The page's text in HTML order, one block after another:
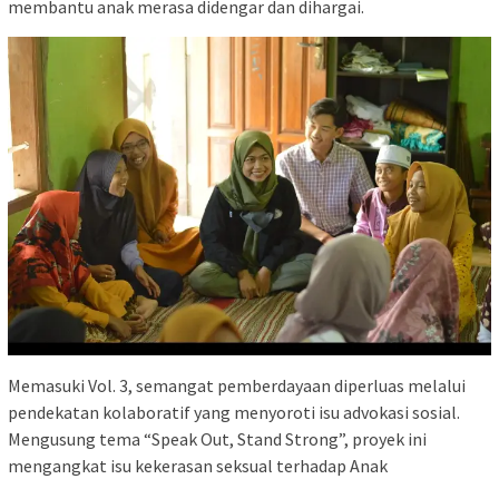
membantu anak merasa didengar dan dihargai.
Memasuki Vol. 3, semangat pemberdayaan diperluas melalui
pendekatan kolaboratif yang menyoroti isu advokasi sosial.
Mengusung tema “Speak Out, Stand Strong”, proyek ini
mengangkat isu kekerasan seksual terhadap Anak